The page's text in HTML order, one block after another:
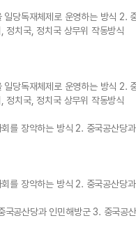
일당독재체제로 운영하는 방식 2.
정치국, 정치국 상무위 작동방식
일당독재체제로 운영하는 방식 2.
정치국, 정치국 상무위 작동방식
를 장악하는 방식 2. 중국공산당
를 장악하는 방식 2. 중국공산당
공산당과 인민해방군 3. 중국공